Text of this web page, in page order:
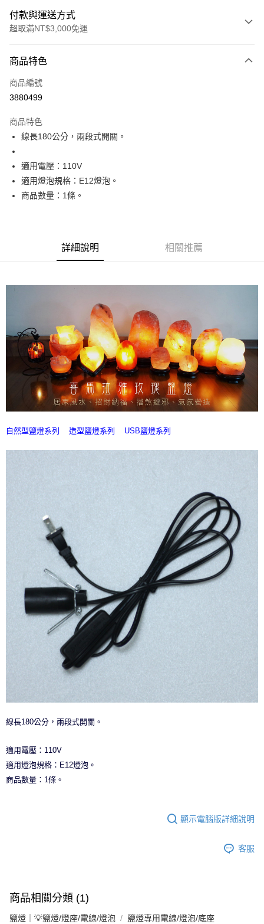
付款與運送方式
超取滿NT$3,000免運
信用卡一次付款
超商取貨付款
Apple Pay
街口支付
悠遊付
ATM付款
每筆NT$80，滿NT$3,000(含以上)免運費
7-11取貨付款
賣家宅配幫您送（台灣）
每筆NT$80，滿NT$3,000(含以上)免運費
郵局幫你送（離島）
每筆NT$80，滿NT$3,000(含以上)免運費
付款後門市自取
免運費
商品特色
商品編號
3880499
商品特色
線長180公分，兩段式開關。
適用電壓：110V
適用燈泡規格：E12燈泡。
商品數量：1條。
詳細說明 相關推薦
自然型鹽燈系列 造型鹽燈系列 USB鹽燈系列
線長180公分，兩段式開關。
適用電壓：110V
適用燈泡規格：E12燈泡。
商品數量：1條。
顯示電腦版詳細說明
客服
商品相關分類 (1)
鹽燈｜💡鹽燈/燈座/電線/燈泡 鹽燈專用電線/燈泡/底座